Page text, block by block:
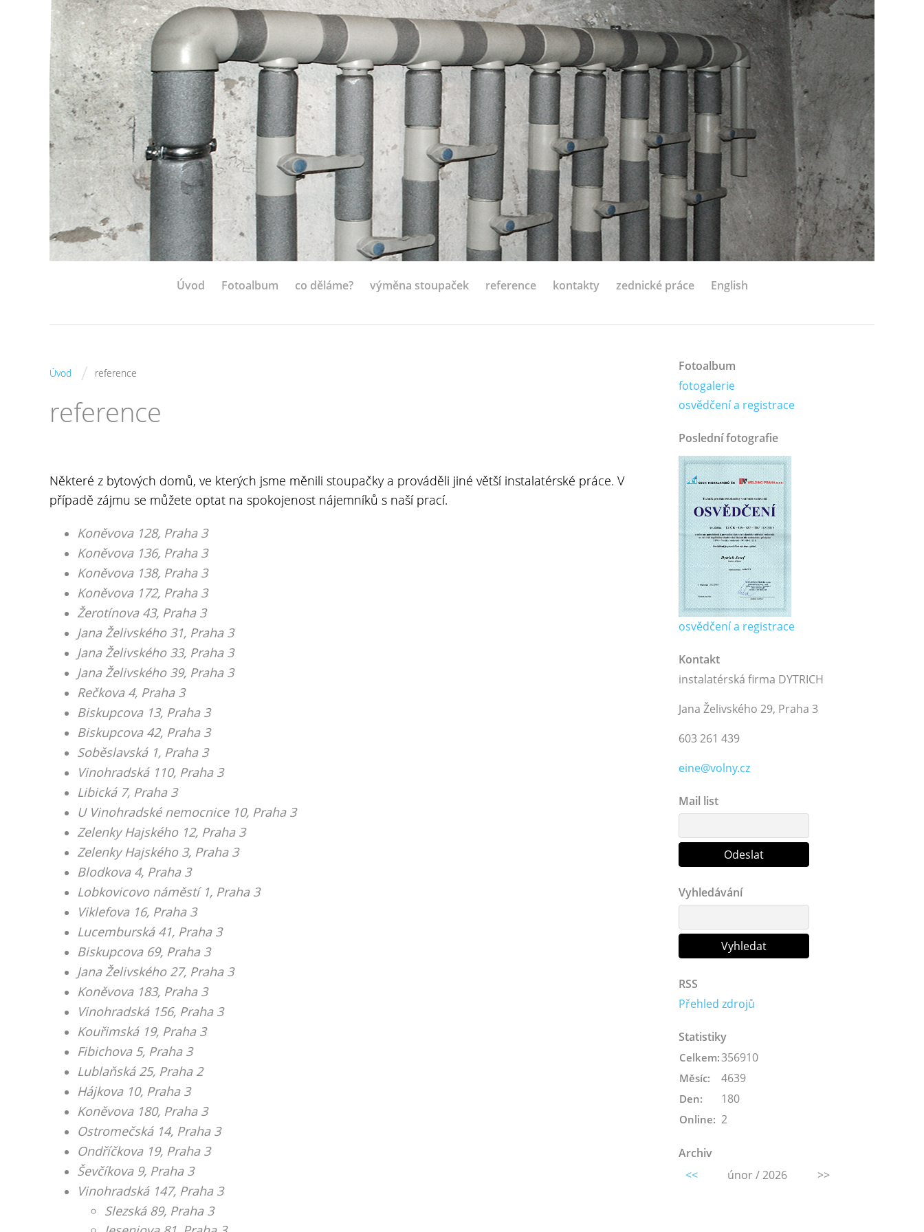
Úvod Fotoalbum co děláme? výměna stoupaček reference kontakty zednické práce English
Úvod / reference
reference
Některé z bytových domů, ve kterých jsme měnili stoupačky a prováděli jiné větší instalatérské práce. V
případě zájmu se můžete optat na spokojenost nájemníků s naší prací.
Koněvova 128, Praha 3
Koněvova 136, Praha 3
Koněvova 138, Praha 3
Koněvova 172, Praha 3
Žerotínova 43, Praha 3
Jana Želivského 31, Praha 3
Jana Želivského 33, Praha 3
Jana Želivského 39, Praha 3
Rečkova 4, Praha 3
Biskupcova 13, Praha 3
Biskupcova 42, Praha 3
Soběslavská 1, Praha 3
Vinohradská 110, Praha 3
Libická 7, Praha 3
U Vinohradské nemocnice 10, Praha 3
Zelenky Hajského 12, Praha 3
Zelenky Hajského 3, Praha 3
Blodkova 4, Praha 3
Lobkovicovo náměstí 1, Praha 3
Viklefova 16, Praha 3
Lucemburská 41, Praha 3
Biskupcova 69, Praha 3
Jana Želivského 27, Praha 3
Koněvova 183, Praha 3
Vinohradská 156, Praha 3
Kouřimská 19, Praha 3
Fibichova 5, Praha 3
Lublaňská 25, Praha 2
Hájkova 10, Praha 3
Koněvova 180, Praha 3
Ostromečská 14, Praha 3
Ondříčkova 19, Praha 3
Ševčíkova 9, Praha 3
Vinohradská 147, Praha 3
Slezská 89, Praha 3
Fotoalbum
fotogalerie
osvědčení a registrace
Poslední fotografie
osvědčení a registrace
Kontakt
instalatérská firma DYTRICH
Jana Želivského 29, Praha 3
603 261 439
eine@volny.cz
Mail list
Vyhledávání
RSS
Přehled zdrojů
Statistiky
Online: 2
Celkem:356910
Měsíc: 4639
Den: 180
Archiv
<<
únor / 2026 >>